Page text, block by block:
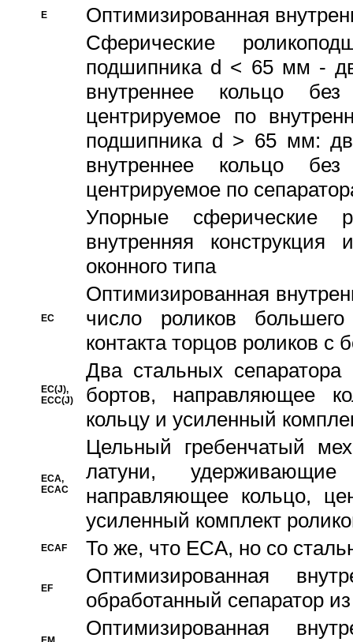
E
Оптимизированная
Сферические
подшипника d < 65 мм -
внутреннее кольцо
центрируемое по
подшипника d > 65 мм:
внутреннее кольцо
центрируемое по
Упорные сферические
внутренняя
оконного типа
EC
Oптимизированная
число роликов
контакта торцов роликов с
EC(J),
ECC(J)
Два стальных сепаратора
бортов, направляющее
кольцу и усиленный
ECA,
ECAC
Цельный гребенчатый
латуни,
направляющее кольцо,
усиленный комплект
ECAF То же, что ECA, но со
EF
Оптимизированная
обработанный сепаратор
Оптимизированная